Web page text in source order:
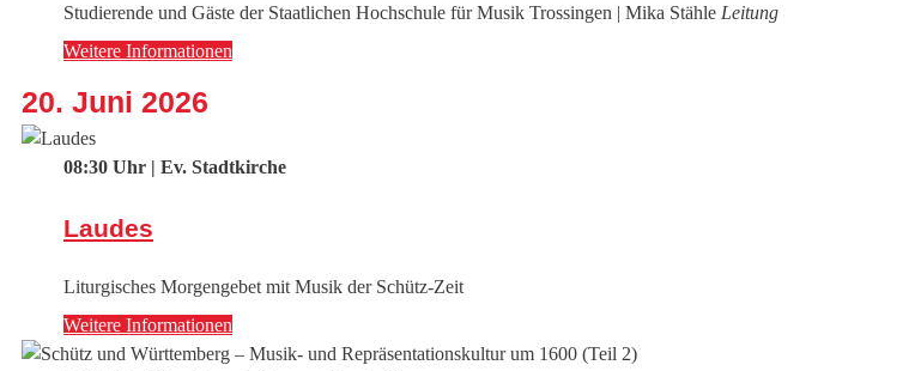
Studierende und Gäste der Staatlichen Hochschule für Musik Trossingen | Mika Stähle Leitung
Weitere Informationen
20. Juni 2026
08:30 Uhr | Ev. Stadtkirche
Laudes
Liturgisches Morgengebet mit Musik der Schütz-Zeit
Weitere Informationen